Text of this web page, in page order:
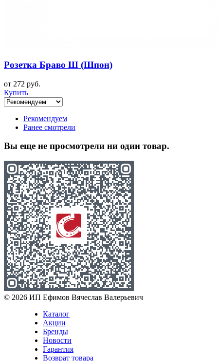
Розетка Браво Ш (Шпон)
от 272 руб.
Купить
Рекомендуем
Ранее смотрели
Вы еще не просмотрели ни один товар.
© 2026 ИП Ефимов Вячеслав Валерьевич
Каталог
Акции
Бренды
Новости
Гарантия
Возврат товара